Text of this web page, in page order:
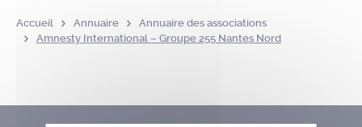
Accueil Annuaire
Annuaire des associations
Amnesty International – Groupe 255 Nantes Nord